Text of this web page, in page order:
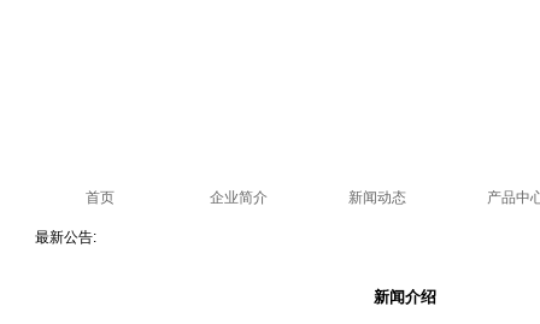
首页 企业简介 新闻动态 产品中
最新公告:
新闻介绍